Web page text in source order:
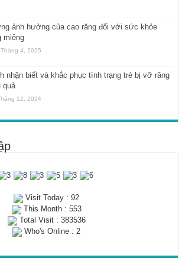
ảnh hưởng của cao răng đối với sức khỏe
miệng
4, 2025
nhận biết và khắc phục tình trạng trẻ bị vỡ răng
quả
12, 2024
Visit Today : 92
This Month : 553
Total Visit : 383536
Who's Online : 2